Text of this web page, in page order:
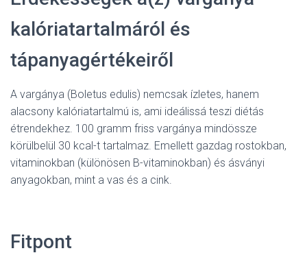
kalóriatartalmáról és
tápanyagértékeiről
A vargánya (Boletus edulis) nemcsak ízletes, hanem
alacsony kalóriatartalmú is, ami ideálissá teszi diétás
étrendekhez. 100 gramm friss vargánya mindössze
körülbelül 30 kcal-t tartalmaz. Emellett gazdag rostokban,
vitaminokban (különösen B-vitaminokban) és ásványi
anyagokban, mint a vas és a cink.
Fitpont